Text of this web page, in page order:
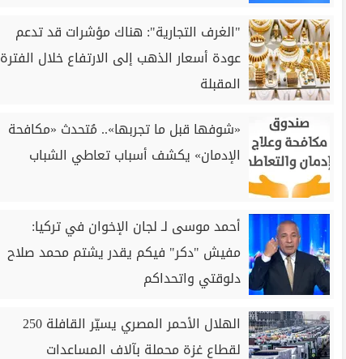
"الغرف التجارية": هناك مؤشرات قد تدعم
عودة أسعار الذهب إلى الارتفاع خلال الفترة
المقبلة
«شوفها قبل ما تجربها».. مُتحدث «مكافحة
الإدمان» يكشف أسباب تعاطي الشباب
أحمد موسى لـ لجان الإخوان في تركيا:
مفيش "دكر" فيكم يقدر يشتم محمد صلاح
دلوقتي واتحداكم
الهلال الأحمر المصري يسيّر القافلة 250
لقطاع غزة محملة بآلاف المساعدات